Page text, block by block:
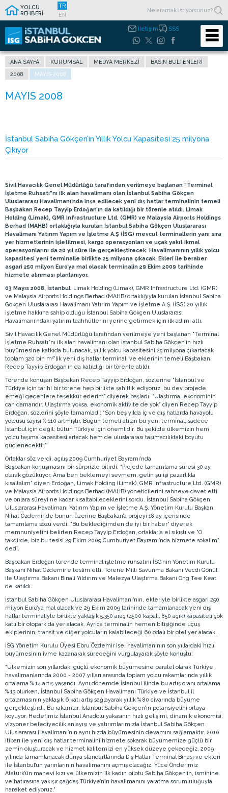
YOLCU
REHBERİ
TR
EN
İletişim SSS
ANA SAYFA KURUMSAL MEDYA MERKEZI
BASIN BÜLTENLERI
2008
MAYIS 2008
İstanbul Sabiha Gökçen’in Yıllık Yolcu Kapasitesi 25 milyona
Çıkıyor
Sivil Havacılık Genel Müdürlüğü tarafından verilmeye başlanan “Terminal
İşletme Ruhsatı”nı ilk alan havalimanı olan İstanbul Sabiha Gökçen
Uluslararası Havalimanı’nda inşa edilecek yeni dış hatlar terminalinin temeli
Başbakan Recep Tayyip Erdoğan’ın da katıldığı bir törenle atıldı. Limak
Holding (Limak), GMR Infrastructure Ltd. (GMR) ve Malaysia Airports Holdings
Berhad (MAHB) ortaklığıyla kurulan İstanbul Sabiha Gökçen Uluslararası
Havalimanı Yatırım Yapım ve İşletme A.Ş (İSG) mevcut terminallerin yanı sıra
yer hizmetlerinin işletilmesi, kargo operasyonları ve uçak yakıt ikmal
operasyonlarını da 20 yıl süre ile gerçekleştirecek. Havalimanının yıllık yolcu
kapasitesi yeni terminalle birlikte 25 milyona çıkacak. Ekleri ile beraber
asgari 250 milyon Euro’ya mal olacak terminalin 29 Ekim 2009 tarihinde
hizmete alınması planlanıyor.
03 Mayıs 2008, İstanbul. Limak Holding (Limak), GMR Infrastructure Ltd. (GMR)
ve Malaysia Airports Holdings Berhad (MAHB) ortaklığıyla kurulan İstanbul Sabiha
Gökçen Uluslararası Havalimanı Yatırım Yapım ve İşletme A.Ş. (İSG) 20 yıllık
işletme hakkına sahip olduğu İstanbul Sabiha Gökçen Uluslararası
Havalimanı’ndaki yatırım taahhütlerini yerine getirmek için ilk adımı attı.
Sivil Havacılık Genel Müdürlüğü tarafından verilmeye yeni başlanan “Terminal
İşletme Ruhsatı”nı ilk alan havalimanı olan İstanbul Sabiha Gökçen’in hızlı
büyümesine katkıda bulunacak, yıllık yolcu kapasitesini 25 milyona çıkartacak
toplam 320 bin m²’lik yeni dış hatlar terminali ve eklerinin temeli Başbakan
Recep Tayyip Erdoğan’ın da katıldığı bir törenle atıldı.
Törende konuşan Başbakan Recep Tayyip Erdoğan, sözlerine “İstanbul ve
Türkiye için tarihi bir törene hep birlikte şahitlik ediyoruz, bu dev projede
emeği geçenlere teşekkür ederim” diyerek başladı. “Ulaştırma, ekonominin
can damarıdır. Ulaştırma yoksa, ekonomik aktivite de yok” diyen Recep Tayyip
Erdoğan, sözlerini şöyle tamamladı: “Son beş yılda iç ve dış hatlarda havayolu
yolcusu sayısı % 110 artmıştır. Bugün temeli atılan bu yeni terminal, sadece
İstanbul için değil; bütün Türkiye için önemlidir. Bu şekilde ülkemizin hem
yolcu taşıma kapasitesi artacak hem de uluslararası taşımacılıktaki boyutu
güçlenecektir.”
Ortaklar söz verdi, açılış 2009 Cumhuriyet Bayramı’nda
Başbakan konuşmasını bir sürprizle bitirdi. “Projede tamamlama süresi 30 ay
olarak gözüküyor. Ama ben beklemeyi sevmem, gelin şu işi pazarlıkla
kısaltalım” diyen Erdoğan, Limak Holding (Limak), GMR Infrastructure Ltd. (GMR)
ve Malaysia Airports Holdings Berhad (MAHB) yöneticilerini sahneye davet etti
ve onlara süreyi ne kadar kısaltabileceklerini sordu. İstanbul Sabiha Gökçen
Uluslararası Havalimanı Yatırım Yapım ve İşletme A.Ş. Yönetim Kurulu Başkanı
Nihat Özdemir de bunun üzerine Başbakan’a projeyi 18 ay içerisinde
tamamlama sözü verdi. “Bu beklediğimden de iyi bir haber” diyerek
memnuniyetini belirten Recep Tayyip Erdoğan, ortaklarla el sıkıştı ve “O
takdirde, biz bu tesisi 29 Ekim 2009 Cumhuriyet Bayramı’nda hizmete sokalım”
dedi.
Başbakan Erdoğan törende terminal işletme ruhsatını İSG’nin Yönetim Kurulu
Başkanı Nihat Özdemir’e teslim etti. Törene Milli Savunma Bakanı Vecdi Gönül
ile Ulaştırma Bakanı Binali Yıldırım ve Malezya Ulaştırma Bakanı Ong Tee Keat
de katıldı.
İstanbul Sabiha Gökçen Uluslararası Havalimanı’nın, ekleriyle birlikte asgari 250
milyon Euro’ya mal olacak ve 29 Ekim 2009 tarihinde tamamlanacak yeni dış
hatlar terminaliyle birlikte yaklaşık 5,350 araç (4500 kapalı, 850 açık) kapasiteli çok
katlı bir otopark da yer alacak. Ayrıca terminalin hemen bitişiğinde uçuş
ekiplerinin, transit ve diğer yolcuların kalabileceği 60 odalı bir otel yer alacak.
İSG Yönetim Kurulu Üyesi Ebru Özdemir ise, havalimanının son yıllardaki hızlı
büyümesinin ivme kazanarak süreceğini vurgulayarak şöyle konuştu:
“Ülkemizin son yıllardaki güçlü ekonomik büyümesine paralel olarak Türkiye
havalimanlarında 2000 - 2007 yılları arasında toplam yolcu rakamlarında yıllık
ortalama % 14 artış yaşandı. Aynı dönemde İstanbul ilinde bu artış oranı ortalama
% 13 olurken, İstanbul Sabiha Gökçen Havalimanı Türkiye ve İstanbul il
ortalamasının yaklaşık 6 katı artış sağlayarak yıllık % 80 civarında büyüme
gerçekleştirdi. Bu rakamlar, İstanbul Sabiha Gökçen’in potansiyelini ortaya
koyuyor. Hedefimiz İstanbul Anadolu yakasının hızlı gelişimi, dinamik ekonomisi,
vizyoner belediyecilik anlayışı ve yatırımlarımızla İstanbul Sabiha Gökçen
Uluslararası Havalimanı’nın aynı hızda büyümesinin devamını sağlamaktır. 2010
itibarı ile yeni dış hatlar terminalini hizmete sokarak büyümemize güçlü bir
zemin oluşturacak ve hizmet kalitemizi en yüksek düzeye çekeceğiz. 2009
yılında tamamlanacak dünya standartlarında Dış Hatlar Terminal Binası ve ekleri
ile İstanbul’un yarınlarının havalimanını açmış olacağız. Yüce Önderimiz
Atatürk’ün manevi kızı ve ülkemizin ilk kadın pilotu Sabiha Gökçen’in, isminine
ve hatırasına yakışır çağdaş Türkiye’nin havalimanını yaratma sorumluluğuyla
hareket ediyoruz."